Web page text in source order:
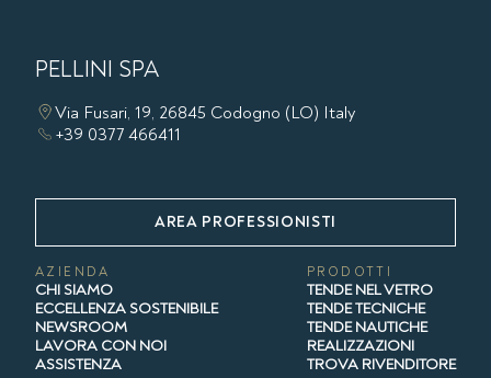
PELLINI SPA
Via Fusari, 19, 26845 Codogno (LO) Italy
+39 0377 466411
AREA PROFESSIONISTI
AZIENDA
CHI SIAMO
ECCELLENZA SOSTENIBILE
NEWSROOM
LAVORA CON NOI
ASSISTENZA
PRODOTTI
TENDE NEL VETRO
TENDE TECNICHE
TENDE NAUTICHE
REALIZZAZIONI
TROVA RIVENDITORE